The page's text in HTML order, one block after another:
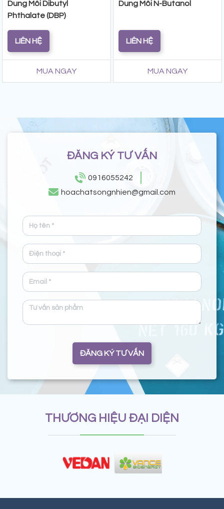
Dung Môi Dibutyl
Phthalate (DBP)
LIÊN HỆ
MUA NGAY
Dung Môi N-Butanol
LIÊN HỆ
MUA NGAY
ĐĂNG KÝ TƯ VẤN
0916055242
hoachatsongnhien@gmail.com
ĐĂNG KÝ TƯ VẤN
THƯƠNG HIỆU ĐẠI DIỆN